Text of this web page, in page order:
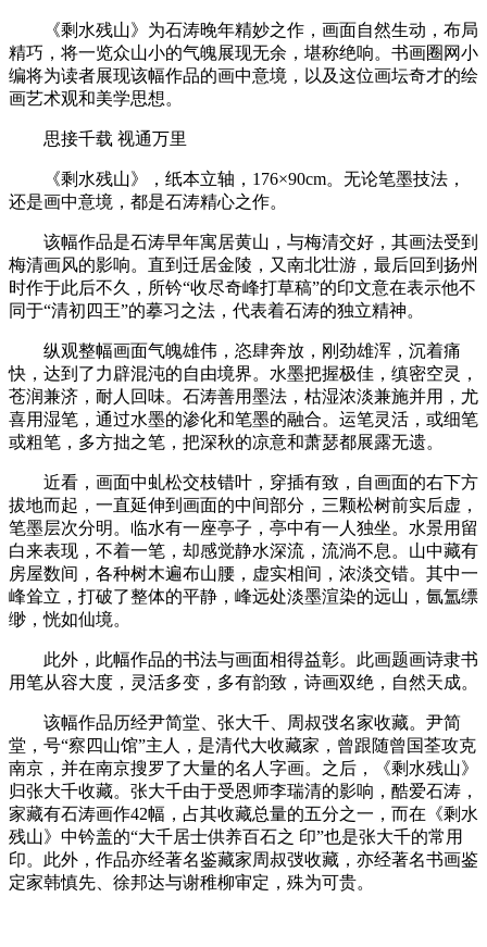
《剩水残山》为石涛晚年精妙之作，画面自然生动，布局
精巧，将一览众山小的气魄展现无余，堪称绝响。书画圈网小
编将为读者展现该幅作品的画中意境，以及这位画坛奇才的绘
画艺术观和美学思想。
思接千载 视通万里
《剩水残山》，纸本立轴，176×90cm。无论笔墨技法，
还是画中意境，都是石涛精心之作。
该幅作品是石涛早年寓居黄山，与梅清交好，其画法受到
梅清画风的影响。直到迁居金陵，又南北壮游，最后回到扬州
时作于此后不久，所钤“收尽奇峰打草稿”的印文意在表示他不
同于“清初四王”的摹习之法，代表着石涛的独立精神。
纵观整幅画面气魄雄伟，恣肆奔放，刚劲雄浑，沉着痛
快，达到了力辟混沌的自由境界。水墨把握极佳，缜密空灵，
苍润兼济，耐人回味。石涛善用墨法，枯湿浓淡兼施并用，尤
喜用湿笔，通过水墨的渗化和笔墨的融合。运笔灵活，或细笔
或粗笔，多方拙之笔，把深秋的凉意和萧瑟都展露无遗。
近看，画面中虬松交枝错叶，穿插有致，自画面的右下方
拔地而起，一直延伸到画面的中间部分，三颗松树前实后虚，
笔墨层次分明。临水有一座亭子，亭中有一人独坐。水景用留
白来表现，不着一笔，却感觉静水深流，流淌不息。山中藏有
房屋数间，各种树木遍布山腰，虚实相间，浓淡交错。其中一
峰耸立，打破了整体的平静，峰远处淡墨渲染的远山，氤氲缥
缈，恍如仙境。
此外，此幅作品的书法与画面相得益彰。此画题画诗隶书
用笔从容大度，灵活多变，多有韵致，诗画双绝，自然天成。
该幅作品历经尹简堂、张大千、周叔弢名家收藏。尹简
堂，号“察四山馆”主人，是清代大收藏家，曾跟随曾国荃攻克
南京，并在南京搜罗了大量的名人字画。之后，《剩水残山》
归张大千收藏。张大千由于受恩师李瑞清的影响，酷爱石涛，
家藏有石涛画作42幅，占其收藏总量的五分之一，而在《剩水
残山》中钤盖的“大千居士供养百石之 印”也是张大千的常用
印。此外，作品亦经著名鉴藏家周叔弢收藏，亦经著名书画鉴
定家韩慎先、徐邦达与谢稚柳审定，殊为可贵。